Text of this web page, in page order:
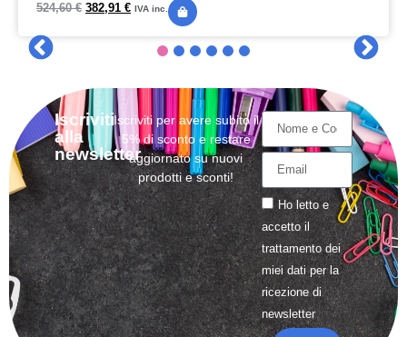
524,60€ 382,91 € IVA inc.
Iscriviti
alla
newsletter
Iscriviti per avere subito il
5% di sconto e restare
aggiornato su nuovi
prodotti e sconti!
Ho letto e
accetto il
trattamentodei
miei dati per la
ricezione di
newsletter